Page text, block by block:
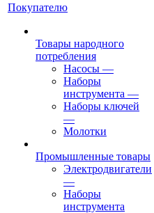
Покупателю
Товары народного
потребления
Насосы —
Наборы
инструмента —
Наборы ключей
—
Молотки
Промышленные товары
Электродвигатели
—
Наборы
инструмента